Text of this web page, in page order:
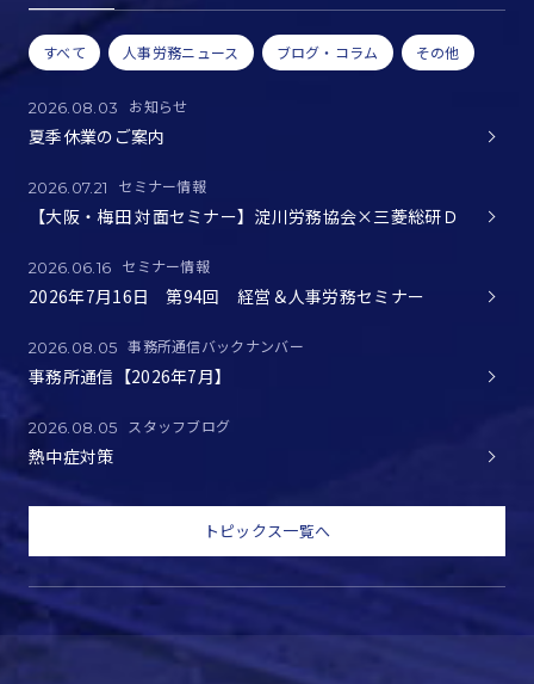
すべて 人事労務ニュース ブログ・コラム その他
2026.08.03 お知らせ
夏季休業のご案内
2026.07.21 セミナー情報
【大阪・梅田 対面セミナー】淀川労務協会×三菱総研Ｄ
2026.06.16 セミナー情報
2026年7月16日 第94回 経営＆人事労務セミナー
2026.08.05 事務所通信バックナンバー
事務所通信【2026年7月】
2026.08.05 スタッフブログ
熱中症対策
トピックス一覧へ